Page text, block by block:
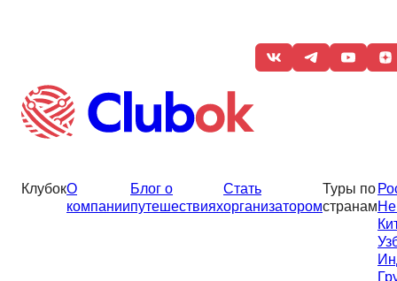
КлубокО
компании
Блог о
путешествиях
Стать
организатором
Туры по
странам